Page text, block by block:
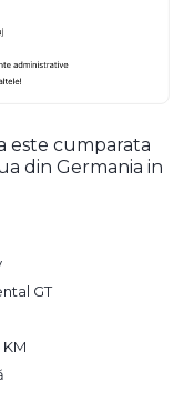
este cumparata
din Germania in
GT